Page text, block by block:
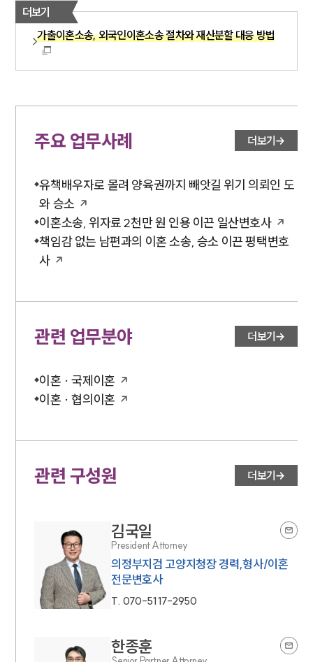
더보기
가출이혼소송, 외국인이혼소송 절차와 재산분할 대응 방법
주요 업무사례 더보기
유책배우자로 몰려 양육권까지 빼앗길 위기 의뢰인 도
와 승소
이혼소송, 위자료 2천만 원 인용 이끈 일산변호사
책임감 없는 남편과의 이혼 소송, 승소 이끈 평택변호
사
관련 업무분야 더보기
이혼 · 국제이혼
이혼 · 협의이혼
관련 구성원 더보기
김국일
President Attorney
의정부지검 고양지청장 경력,형사/이혼
전문변호사
T. 070-5117-2950
한종훈